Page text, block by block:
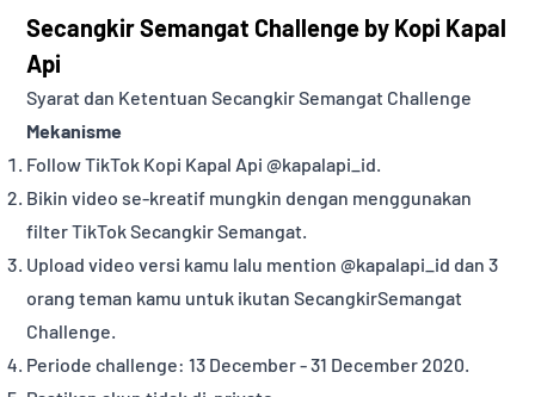
Secangkir Semangat Challenge by Kopi Kapal
Api
Syarat dan Ketentuan Secangkir Semangat Challenge
Mekanisme
Follow TikTok Kopi Kapal Api @kapalapi_id.
Bikin video se-kreatif mungkin dengan menggunakan
filter TikTok Secangkir Semangat.
Upload video versi kamu lalu mention @kapalapi_id dan 3
orang teman kamu untuk ikutan SecangkirSemangat
Challenge.
Periode challenge: 13 December - 31 December 2020.